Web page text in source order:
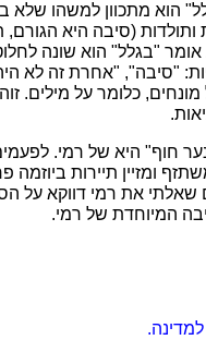
הוא מתכוון למשהו שלא
(סיבה היא הגורם,
"בגלל" הוא שונה
"סיבה", "אחרת זה לא
כלומר על מילים.
הצעיר רמי. רמי הוא נער חוף כבן 18. ההגדרה "נער חוף"
ומזיין תיירות ביוזמה
שאלתי את רמי דווקא על
המיוחדת של רמי.